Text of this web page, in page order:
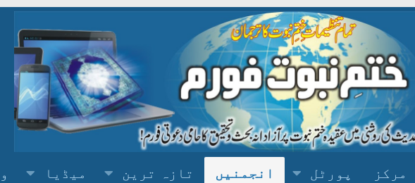
مرکز پورٹل انجمنیں تازہ ترین میڈیا